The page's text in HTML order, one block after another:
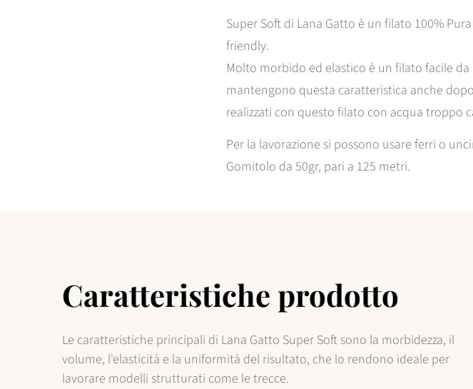
Super Soft di Lana Gatto è un filato 100%
friendly.
Molto morbido ed elastico è un filato facile
mantengono questa caratteristica anche
realizzati con questo filato con acqua troppo
Per la lavorazione si possono usare ferri o
Gomitolo da 50gr, pari a 125 metri.
Caratteristiche prodotto
Le caratteristiche principali di Lana Gatto Super Soft sono la morbidezza, il
volume, l'elasticità e la uniformità del risultato, che lo rendono ideale per
lavorare modelli strutturati come le trecce.